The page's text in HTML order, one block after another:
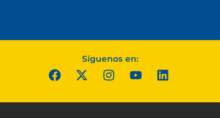
Síguenos en: